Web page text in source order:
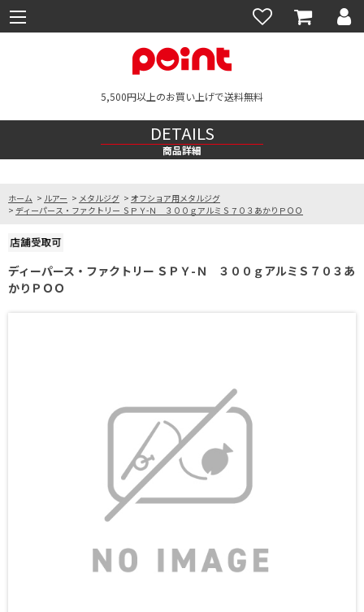
5,500円以上のお買い上げで送料無料
DETAILS
商品詳細
ホーム > ルアー > メタルジグ > オフショア用メタルジグ
> ディーパース・ファクトリー ＳＰＹ-Ｎ ３００ｇアルミＳ７０３あかりＰＯＯ
ディーパース・ファクトリー ＳＰＹ-Ｎ ３００ｇアルミＳ７０３あ
かりＰＯＯ